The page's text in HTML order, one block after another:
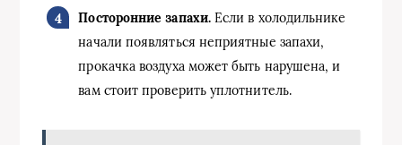
Посторонние запахи.Если в холодильнике
начали появляться неприятные запахи,
прокачка воздуха может быть нарушена, и
вам стоит проверить уплотнитель.